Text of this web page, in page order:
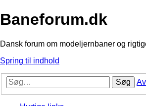
Baneforum.dk
Dansk forum om modeljernbaner og
Spring til indhold
Søg